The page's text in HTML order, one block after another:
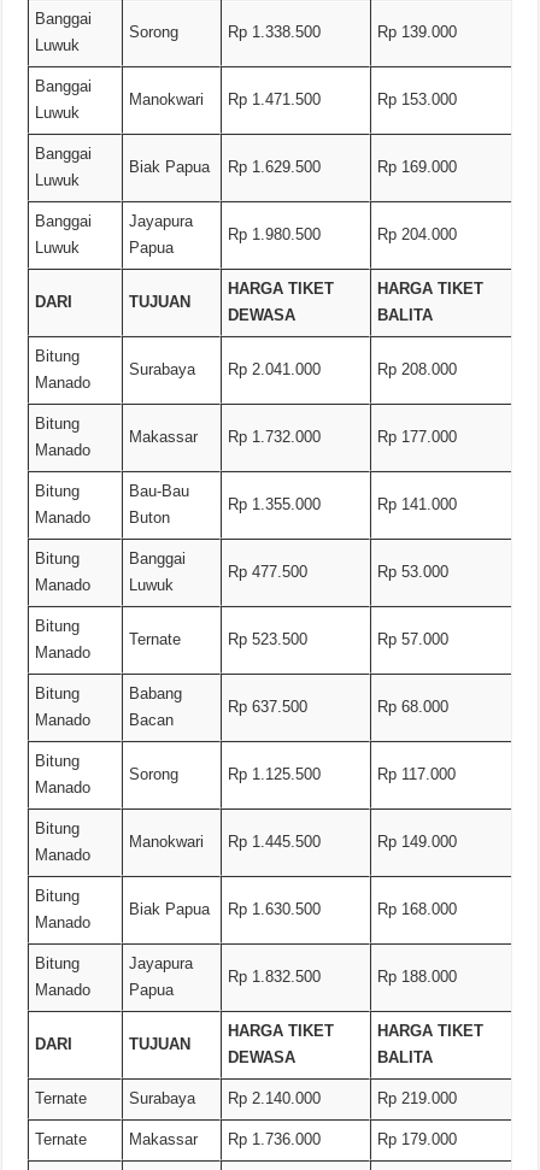
Banggai
Luwuk
Sorong Rp 1.338.500 Rp 139.000
Banggai
Luwuk
Manokwari Rp 1.471.500 Rp 153.000
Banggai
Luwuk
Biak Papua Rp 1.629.500 Rp 169.000
Banggai
Luwuk
Jayapura
Papua
Rp 1.980.500 Rp 204.000
DARI TUJUAN
HARGA TIKET
DEWASA
HARGA TIKET
BALITA
Bitung
Manado
Surabaya Rp 2.041.000 Rp 208.000
Bitung
Manado
Makassar Rp 1.732.000 Rp 177.000
Bitung
Manado
Bau-Bau
Buton
Rp 1.355.000 Rp 141.000
Bitung
Manado
Banggai
Luwuk
Rp 477.500 Rp 53.000
Bitung
Manado
Ternate Rp 523.500 Rp 57.000
Bitung
Manado
Babang
Bacan
Rp 637.500 Rp 68.000
Bitung
Manado
Sorong Rp 1.125.500 Rp 117.000
Bitung
Manado
Manokwari Rp 1.445.500 Rp 149.000
Bitung
Manado
Biak Papua Rp 1.630.500 Rp 168.000
Bitung
Manado
Jayapura
Papua
Rp 1.832.500 Rp 188.000
DARI TUJUAN
HARGA TIKET
DEWASA
HARGA TIKET
BALITA
Ternate Surabaya Rp 2.140.000 Rp 219.000
Ternate Makassar Rp 1.736.000 Rp 179.000